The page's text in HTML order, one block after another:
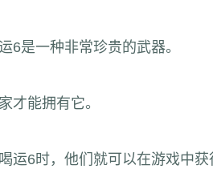
6是一种非常珍贵的武器。
才能拥有它。
运6时，他们就可以在游戏中获